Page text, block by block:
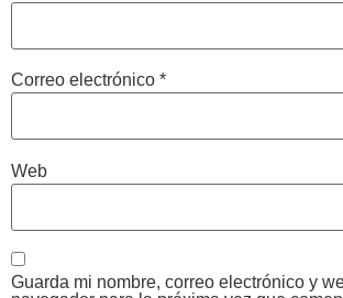
Correo electrónico *
Web
Guarda mi nombre, correo electrónico y